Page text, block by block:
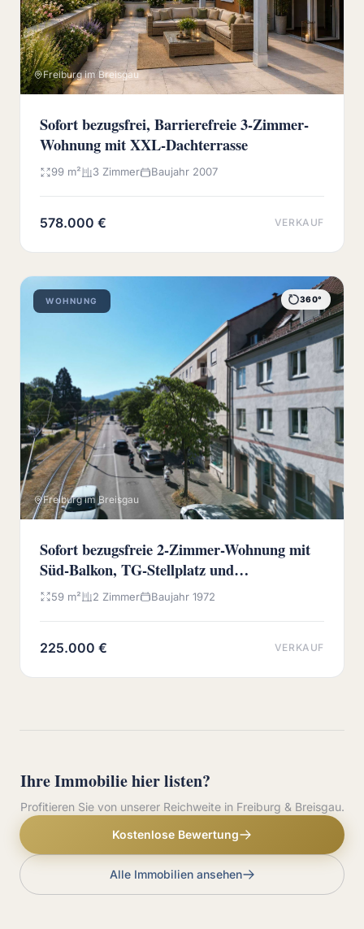
Freiburg im Breisgau
Sofort bezugsfrei, Barrierefreie 3-Zimmer-
Wohnung mit XXL-Dachterrasse
99 m² 3 Zimmer Baujahr 2007
578.000 € VERKAUF
WOHNUNG 360°
Freiburg im Breisgau
Sofort bezugsfreie 2-Zimmer-Wohnung mit
Süd-Balkon, TG-Stellplatz und
Wochenmarkt vor der Haustür
59 m² 2 Zimmer Baujahr 1972
225.000 € VERKAUF
Ihre Immobilie hier listen?
Profitieren Sie von unserer Reichweite in Freiburg & Breisgau.
Kostenlose Bewertung
Alle Immobilien ansehen